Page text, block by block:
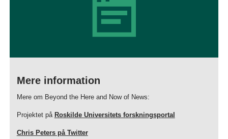
Mere information
Mere om Beyond the Here and Now of News:
Projektet på Roskilde Universitets forskningsportal
Chris Peters på Twitter